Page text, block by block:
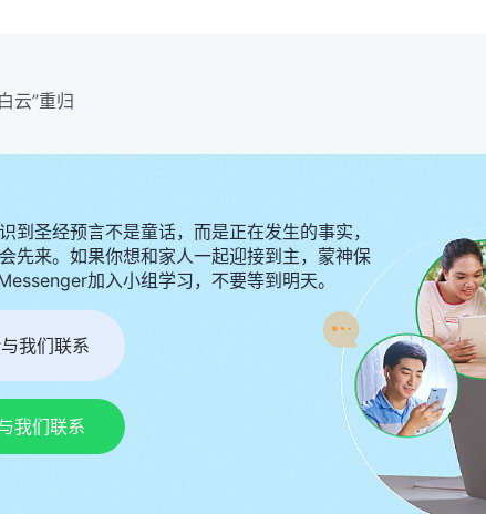
云”重归
到圣经预言不是童话，而是正在发生的事实，
先来。如果你想和家人一起迎接到主，蒙神保
加入小组学习，不要等到明天。
我们联系
我们联系